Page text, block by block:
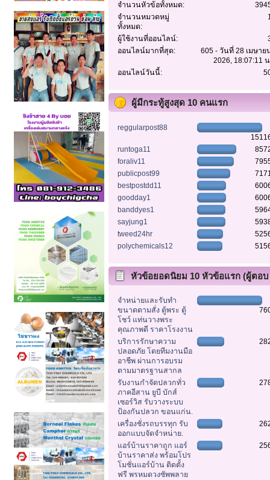
จำนวนหัวข้อทั้งหมด:
จำนวนหมวดหมู่
ทั้งหมด:
ผู้ใช้งานที่ออนไลน์:
ออนไลน์มากที่สุด:
605 - วันที่ 28 เมษาย
2026, 18:07:11
ออนไลน์วันนี้:
ผู้มีกระทู้สูงสุด 10 คนแรก
reggularpost88
runtoga11
foraliv11
publicpost99
bestpostdd11
goodday1
banddyes1
sayjung1
tweed24hr
polychemicals12
หัวข้อยอดนิยม 10 หัวข้อแรก (ผู้ตอบ
สูงสุด)
จำหน่ายและรับทำ
ขนาดตามสั่ง ตู้พระ ตู้
โชว์ แท่นวางพระ
คุณภาพดี ราคาโรงงาน
บริการรักษาความ
ปลอดภัย โดยทีมงานมือ
อาชีพ ผ่านการอบรม
ตามมาตรฐานสากล
รับงานกำจัดปลวกทั่ว
ภาคอีสาน ยูบี บักส์
เซอร์วิส รับวางระบบ
ป้องกันปลวก ขอนแก่น.
เครื่องชั่งรถบรรทุก รับ
ออกแบบจัดจำหน่าย.
แอร์บ้านราคาถูก แอร์
บ้านราคาส่ง พร้อมโปร
โมชั่นแอร์บ้าน ติดตั้ง
ฟรี พรหมดวงซัพพลาย